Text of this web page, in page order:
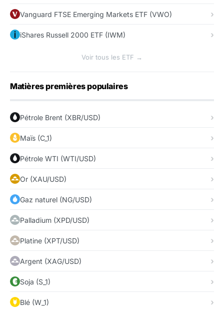
Vanguard FTSE Emerging Markets ETF (VWO)
iShares Russell 2000 ETF (IWM)
Voir tous les ETF →
Matières premières populaires
Pétrole Brent (XBR/USD)
Maïs (C_1)
Pétrole WTI (WTI/USD)
Or (XAU/USD)
Gaz naturel (NG/USD)
Palladium (XPD/USD)
Platine (XPT/USD)
Argent (XAG/USD)
Soja (S_1)
Blé (W_1)